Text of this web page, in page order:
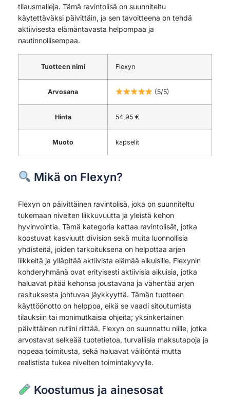
tilausmalleja. Tämä ravintolisä on suunniteltu
käytettäväksi päivittäin, ja sen tavoitteena on tehdä
aktiivisesta elämäntavasta helpompaa ja
nautinnollisempaa.
Tuotteen nimi Flexyn
Arvosana (5/5)
Hinta 54,95 €
Muoto kapselit
Mikä on Flexyn?
Flexyn on päivittäinen ravintolisä, joka on suunniteltu
tukemaan nivelten liikkuvuutta ja yleistä kehon
hyvinvointia. Tämä kategoria kattaa ravintolisät, jotka
koostuvat kasviuutt division sekä muita luonnollisia
yhdisteitä, joiden tarkoituksena on helpottaa arjen
liikkeitä ja ylläpitää aktiivista elämää aikuisille. Flexynin
kohderyhmänä ovat erityisesti aktiivisia aikuisia, jotka
haluavat pitää kehonsa joustavana ja vähentää arjen
rasituksesta johtuvaa jäykkyyttä. Tämän tuotteen
käyttöönotto on helppoa, eikä se vaadi sitoutumista
tilauksiin tai monimutkaisia ohjeita; yksinkertainen
päivittäinen rutiini riittää. Flexyn on suunnattu niille, jotka
arvostavat selkeää tuotetietoa, turvallisia maksutapoja ja
nopeaa toimitusta, sekä haluavat välitöntä mutta
realistista tukea nivelten toimintakyvylle.
Koostumus ja ainesosat